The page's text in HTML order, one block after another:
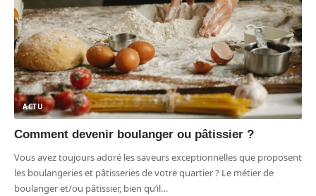
ACTU
Comment devenir boulanger ou pâtissier ?
Vous avez toujours adoré les saveurs exceptionnelles que proposent
les boulangeries et pâtisseries de votre quartier ? Le métier de
boulanger et/ou pâtissier, bien qu’il…